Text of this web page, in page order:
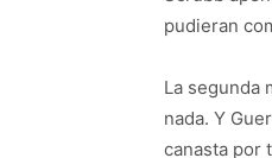
pudieran
La segunda
nada. Y
canasta por